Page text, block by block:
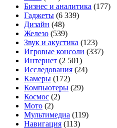
огромного
плаката
котом
Бизнес и аналитика (177)
Гаджеты (6 339)
Дизайн (48)
Железо (539)
Звук и акустика (123)
Игровые консоли (337)
Интернет (2 501)
Исследования (24)
Камеры (172)
Компьютеры (29)
Космос (2)
Мото (2)
Мультимедиа (119)
Навигация (113)